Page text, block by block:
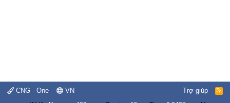
CNG - One VN Trợ giúp
R